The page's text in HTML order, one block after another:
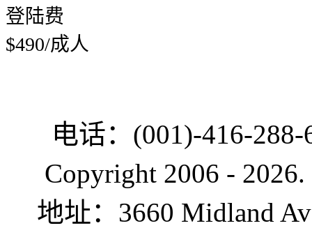
登陆费
$490/成人
电话：(001)-416-
Copyright 2006 -
地址：3660 Midland